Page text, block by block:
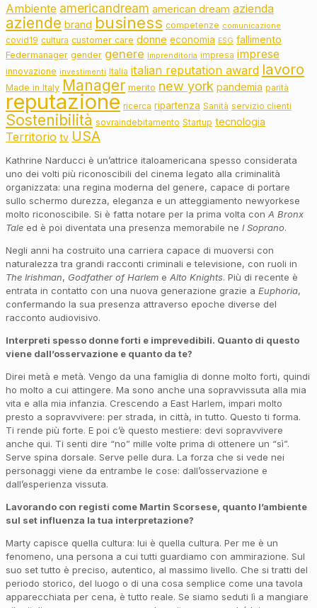
Ambiente americandream american dream azienda
aziende brand business competenze comunicazione
covid19 cultura customer care donne economia ESG fallimento
Federmanager gender genere Imprenditoria impresa imprese
innovazione investimenti Italia italian reputation award lavoro
Made in Italy Manager merito new york pandemia parità
reputazione ricerca ripartenza Sanità servizio clienti
Sostenibilità sovraindebitamento Startup tecnologia
Territorio tv USA
Kathrine Narducci è un’attrice italoamericana spesso considerata
uno dei volti più riconoscibili del cinema legato alla criminalità
organizzata: una regina moderna del genere, capace di portare
sullo schermo durezza, eleganza e un atteggiamento newyorkese
molto riconoscibile. Si è fatta notare per la prima volta con A Bronx
Tale ed è poi diventata una presenza memorabile ne I Soprano.
Negli anni ha costruito una carriera capace di muoversi con
naturalezza tra grandi racconti criminali e televisione, con ruoli in
The Irishman, Godfather of Harlem e Alto Knights. Più di recente è
entrata in contatto con una nuova generazione grazie a Euphoria,
confermando la sua presenza attraverso epoche diverse del
racconto audiovisivo.
Interpreti spesso donne forti e imprevedibili. Quanto di questo
viene dall’osservazione e quanto da te?
Direi metà e metà. Vengo da una famiglia di donne molto forti, quindi
ho molto a cui attingere. Ma sono anche una sopravvissuta alla mia
vita e alla mia infanzia. Crescendo a East Harlem, impari molto
presto a sopravvivere: per strada, in città, in tutto. Questo ti forma.
Ti rende più forte. E poi c’è questo mestiere: devi sopravvivere
anche qui. Ti senti dire “no” mille volte prima di ottenere un “sì”.
Serve spina dorsale. Serve pelle dura. La forza che si vede nei
personaggi viene da entrambe le cose: dall’osservazione e
dall’esperienza vissuta.
Lavorando con registi come Martin Scorsese, quanto l’ambiente
sul set influenza la tua interpretazione?
Marty capisce quella cultura: lui è quella cultura. Per me è un
fenomeno, una persona a cui tutti guardiamo con ammirazione. Sul
suo set tutto è preciso, autentico, al massimo livello. Che si tratti del
periodo storico, del luogo o di una cosa semplice come una tavola
apparecchiata per cena, è tutto reale. Se siamo seduti lì a mangiare